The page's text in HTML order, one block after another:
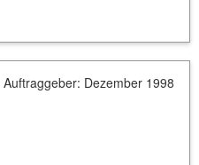
Dezember 1998